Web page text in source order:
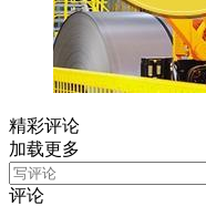
精彩评论
加载更多
评论